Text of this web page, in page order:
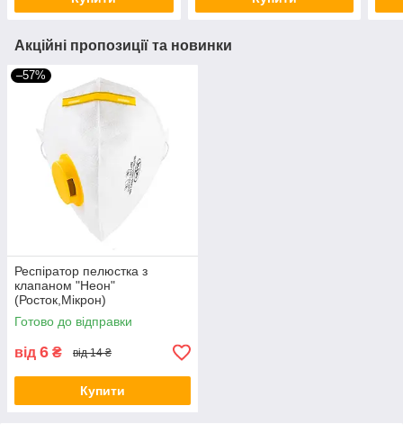
Акційні пропозиції та новинки
–57%
Респіратор пелюстка з
клапаном "Неон"
(Росток,Мікрон)
Готово до відправки
від 6 ₴ від 14 ₴
Купити